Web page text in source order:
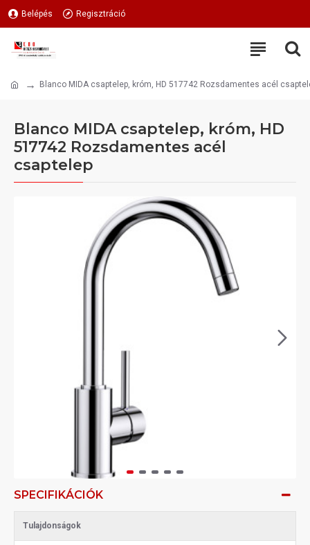
Belépés Regisztráció
Blanco MIDA csaptelep, króm, HD 517742 Rozsdamentes acél
Blanco MIDA csaptelep, króm, HD
517742 Rozsdamentes acél
csaptelep
SPECIFIKÁCIÓK
Tulajdonságok